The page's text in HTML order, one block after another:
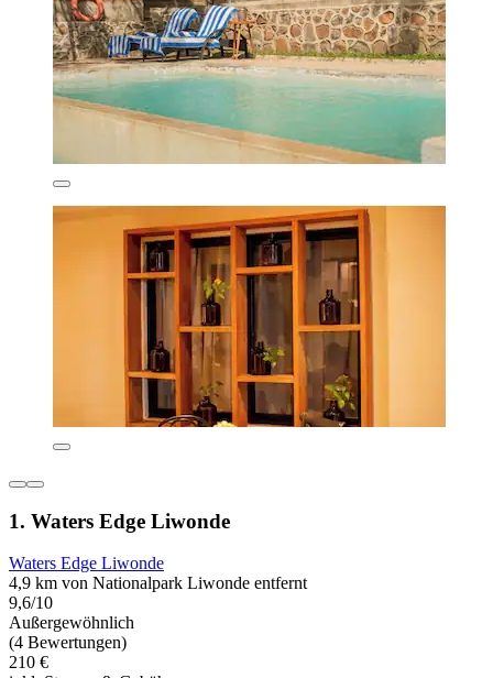
1. Waters Edge Liwonde
Waters Edge Liwonde
4,9 km von Nationalpark Liwonde entfernt
9,6/10
Außergewöhnlich
(4 Bewertungen)
210 €